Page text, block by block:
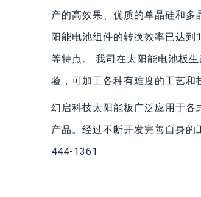
产的高效果、优质的单晶硅和
阳能电池组件的转换效率已达
等特点。 我司在太阳能电池板
验，可加工各种有难度的工艺和
幻启科技太阳能板广泛应用于各
产品。经过不断开发完善自身
444-1361